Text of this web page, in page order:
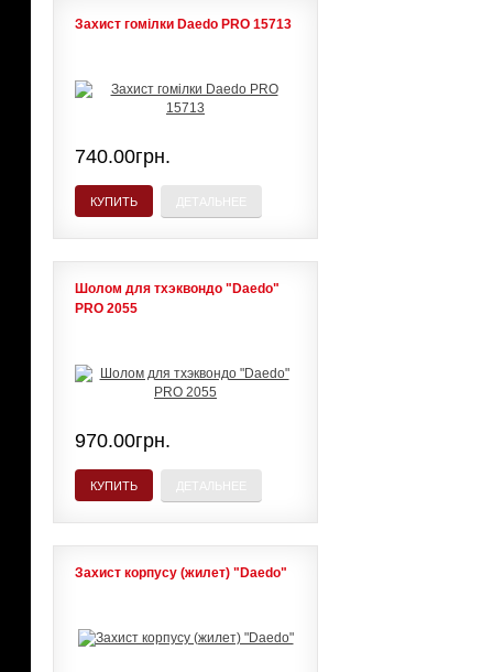
Захист гомілки Daedo PRO 15713
740.00грн.
КУПИТЬ
Шолом для тхэквондо "Daedo"
PRO 2055
970.00грн.
КУПИТЬ
Захист корпусу (жилет) "Daedo"